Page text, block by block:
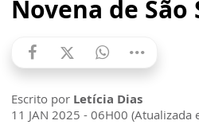
Novena de São
Escrito por Letícia Dias
11 JAN 2025 - 06H00 (Atualizada